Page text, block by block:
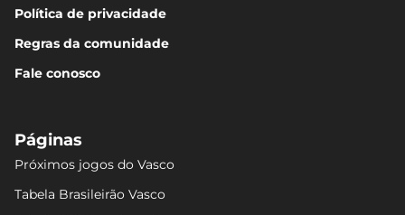
Política de privacidade
Regras da comunidade
Fale conosco
Páginas
Próximos jogos do Vasco
Tabela Brasileirão Vasco